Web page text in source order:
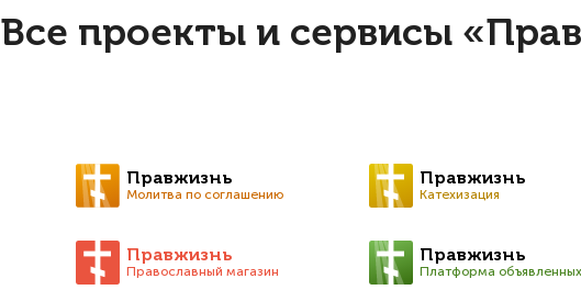
Все проекты и сервисы
Правжизнь
Молитва по соглашению
Правжизнь
Катехизация
Правжизнь
Православный магазин
Правжизнь
Платформа